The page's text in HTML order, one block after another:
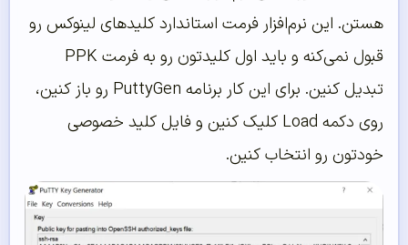
هستن. این نرم‌افزار فرمت استاندارد کلیدهای لینوکس رو
قبول نمی‌کنه و باید اول کلیدتون رو به فرمت PPK
تبدیل کنین. برای این کار برنامه PuttyGen رو باز کنین،
روی دکمه Load کلیک کنین و فایل کلید خصوصی
خودتون رو انتخاب کنین.